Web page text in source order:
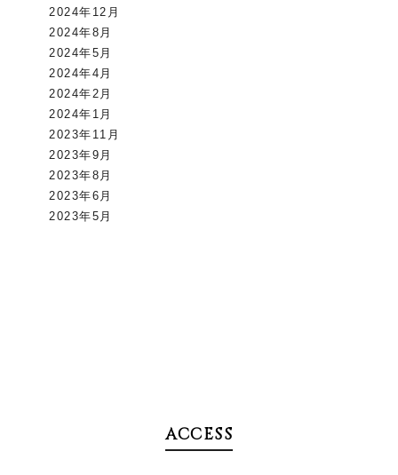
2024年12月
2024年8月
2024年5月
2024年4月
2024年2月
2024年1月
2023年11月
2023年9月
2023年8月
2023年6月
2023年5月
ACCESS